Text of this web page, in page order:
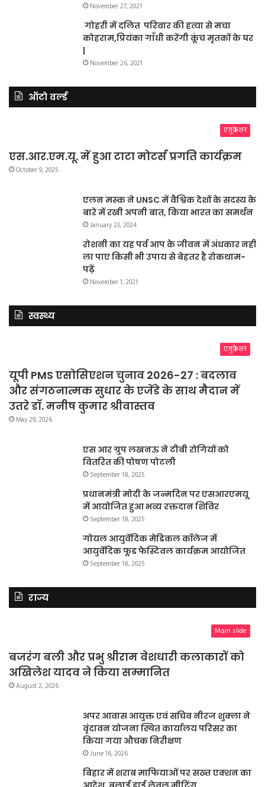
November 27, 2021
गोहरी में दलित परिवार की हत्या से मचा
कोहराम,प्रियंका गाँधी करेंगी कूंच मृतकों के घर
|
November 26, 2021
ऑटो वर्ल्ड
एजुकेशन
एस.आर.एम.यू. में हुआ टाटा मोटर्स प्रगति कार्यक्रम
October 9, 2025
एलन मस्क ने UNSC में वैश्विक देशों के सदस्य के
बारे में रखी अपनी बात, किया भारत का समर्थन
January 23, 2024
रोशनी का यह पर्व आप के जीवन में अंधकार नहीं
ला पाए किसी भी उपाय से बेहतर है रोकथाम-
पढ़ें
November 1, 2021
स्वस्थ्य
एजुकेशन
यूपी PMS एसोसिएशन चुनाव 2026-27 : बदलाव
और संगठनात्मक सुधार के एजेंडे के साथ मैदान में
उतरे डॉ. मनीष कुमार श्रीवास्तव
May 29, 2026
एस आर ग्रुप लखनऊ ने टीबी रोगियों को
वितरित की पोषण पोटली
September 18, 2025
प्रधानमंत्री मोदी के जन्मदिन पर एसआरएमयू
में आयोजित हुआ भव्य रक्तदान शिविर
September 18, 2025
गोयल आयुर्वेदिक मेडिकल कॉलेज में
आयुर्वेदिक फूड फेस्टिवल कार्यक्रम आयोजित
September 18, 2025
राज्य
Main slide
बजरंग बली और प्रभु श्रीराम वेशधारी कलाकारों को
अखिलेश यादव ने किया सम्मानित
August 2, 2026
अपर आवास आयुक्त एवं सचिव नीरज शुक्ला ने
वृंदावन योजना स्थित कार्यालय परिसर का
किया गया औचक निरीक्षण
June 16, 2026
बिहार में शराब माफियाओं पर सख्त एक्शन का